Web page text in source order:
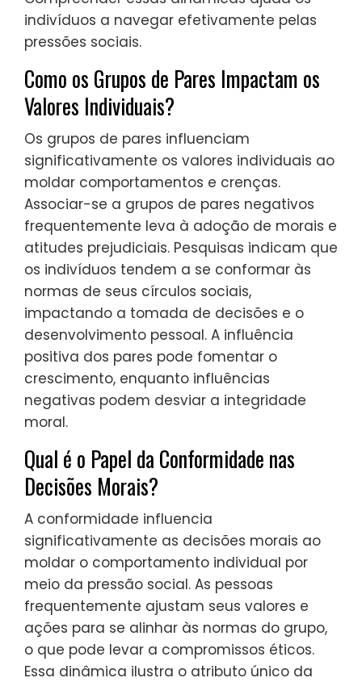
indivíduos a navegar efetivamente pelas
pressões sociais.
Como os Grupos de Pares Impactam os
Valores Individuais?
Os grupos de pares influenciam
significativamente os valores individuais ao
moldar comportamentos e crenças.
Associar-se a grupos de pares negativos
frequentemente leva à adoção de morais e
atitudes prejudiciais. Pesquisas indicam que
os indivíduos tendem a se conformar às
normas de seus círculos sociais,
impactando a tomada de decisões e o
desenvolvimento pessoal. A influência
positiva dos pares pode fomentar o
crescimento, enquanto influências
negativas podem desviar a integridade
moral.
Qual é o Papel da Conformidade nas
Decisões Morais?
A conformidade influencia
significativamente as decisões morais ao
moldar o comportamento individual por
meio da pressão social. As pessoas
frequentemente ajustam seus valores e
ações para se alinhar às normas do grupo,
o que pode levar a compromissos éticos.
Essa dinâmica ilustra o atributo único da